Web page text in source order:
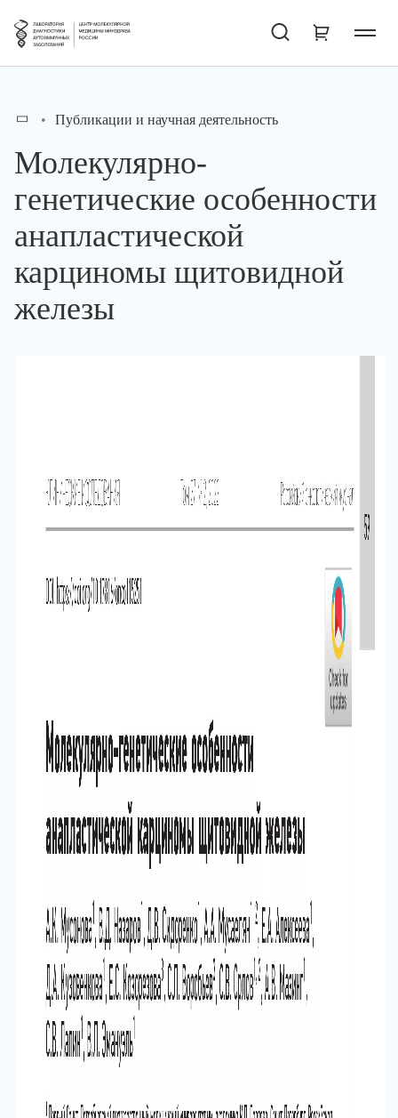
Публикации и научная деятельность
Молекулярно-
генетические особенности
анапластической
карциномы щитовидной
железы